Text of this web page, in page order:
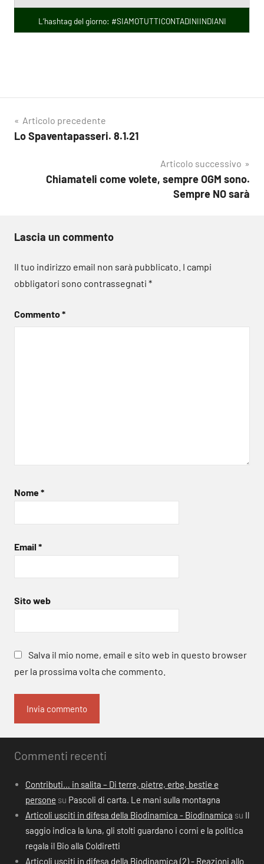
L’hashtag del giorno: #SIAMOTUTTICONTADINIINDIANI
Navigazione
articoli
Articolo precedente
Lo Spaventapasseri. 8.1.21
Articolo successivo
Chiamateli come volete, sempre OGM sono.
Sempre NO sarà
Lascia un commento
Il tuo indirizzo email non sarà pubblicato. I campi
obbligatori sono contrassegnati *
Commento*
Nome*
Email *
Sito web
Salva il mio nome, email e sito web in questo browser
per la prossima volta che commento.
Commenti recenti
Contributi… in salita – Di terre, pietre, erbe, bestie e
persone su Pascoli di carta. Le mani sulla montagna
Articoli usciti in difesa della Biodinamica - Biodinamica su Il
saggio indica la luna, gli stolti guardano i corni e la politica
regala il Bio alla Coldiretti
Articoli usciti in difesa della Biodinamica (2) - Reazioni allo